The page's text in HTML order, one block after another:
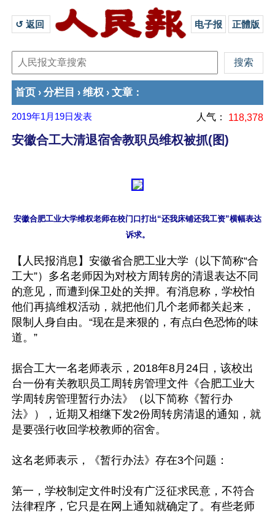
↺ 返回 电子报 正體版
首页 › 分栏目 › 维权 › 文章 ：
2019年1月19日 发表 人气： 118,378
安徽合工大清退宿舍教职员维权被抓(图)
安徽合肥工业大学维权老师在校门口打出“还我床铺还我工资”横幅表达
【人民报消息】安徽省合肥工业大学（以下简称“合
工大”）多名老师因为对校方周转房的清退表达不同
的意见，而遭到保卫处的关押。有消息称，学校怕
他们再搞维权活动，就把他们几个老师都关起来，
限制人身自由。“现在是来狠的，有点白色恐怖的味
道。”
据合工大一名老师表示，2018年8月24日，该校出
台一份有关教职员工周转房管理文件《合肥工业大
学周转房管理暂行办法》（以下简称《暂行办
法》），近期又相继下发2份周转房清退的通知，就
是要强行收回学校教师的宿舍。
这名老师表示，《暂行办法》存在3个问题：
第一，学校制定文件时没有广泛征求民意，不符合
法律程序，它只是在网上通知就确定了。有些老师